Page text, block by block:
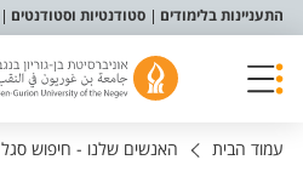
תפריט נגישות
התעניינות בלימודים סטודנטיות וסטודנטים
עמוד הבית האנשים שלנו - חיפוש סגל